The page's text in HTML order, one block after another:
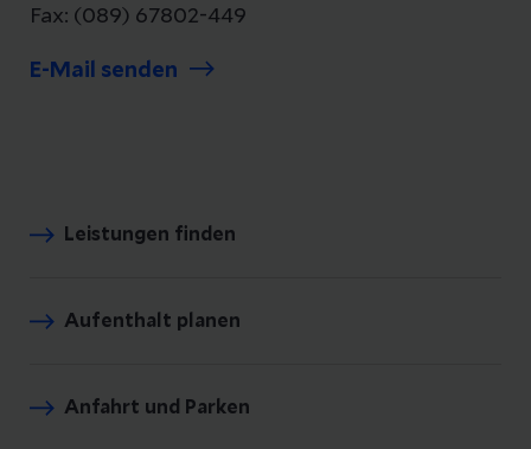
Fax: (089) 67802-449
E-Mail senden
Leistungen finden
Aufenthalt planen
Anfahrt und Parken